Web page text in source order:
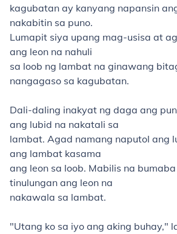
kagubatan ay kanyang napansin
nakabitin sa puno.
Lumapit siya upang mag-usisa at
ang leon na nahuli
sa loob ng lambat na ginawang
nangagaso sa kagubatan.
Dali-daling inakyat ng daga ang
ang lubid na nakatali sa
lambat. Agad namang naputol ang
ang lambat kasama
ang leon sa loob. Mabilis na
tinulungan ang leon na
nakawala sa lambat.
"Utang ko sa iyo ang aking buhay,"